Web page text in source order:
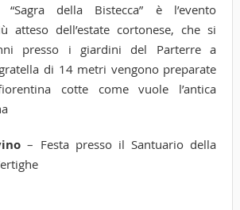
della Bistecca” è l’evento
atteso dell’estate cortonese, che si
presso i giardini del Parterre a
di 14 metri vengono preparate
cotte come vuole l’antica
– Festa presso il Santuario della